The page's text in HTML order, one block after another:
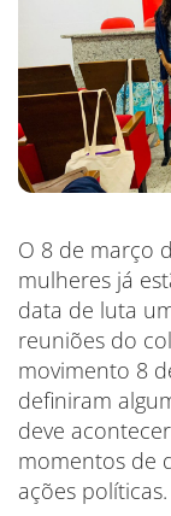
O 8 de março
mulheres já
data de luta
reuniões do
movimento 8
definiram
deve
momentos de
ações políticas.